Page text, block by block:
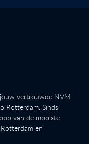
vertrouwde NVM
Rotterdam. Sinds
van de mooiste
en